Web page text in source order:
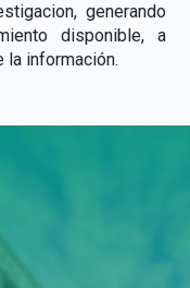
generando
disponible, a
información.